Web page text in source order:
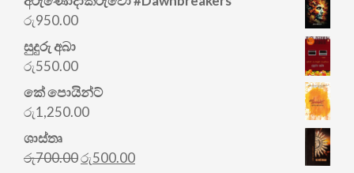
රු950.00
සුදුරු අබා
රු550.00
කේ පොයින්ට්
රු1,250.00
ශාස්තෘ
රු700.00Original
රු500.00Current